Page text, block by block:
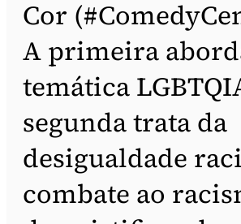
Cor
A primeira
temática
segunda trata da
desigualdade
combate ao